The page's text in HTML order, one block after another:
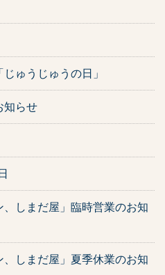
じゅうじゅうの日」
知らせ
、しまだ屋」臨時営業のお知
、しまだ屋」夏季休業のお知